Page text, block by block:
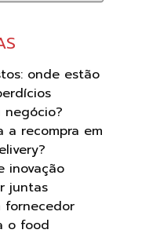
onde estão
negócio?
a recompra em
inovação
juntas
fornecedor
o food